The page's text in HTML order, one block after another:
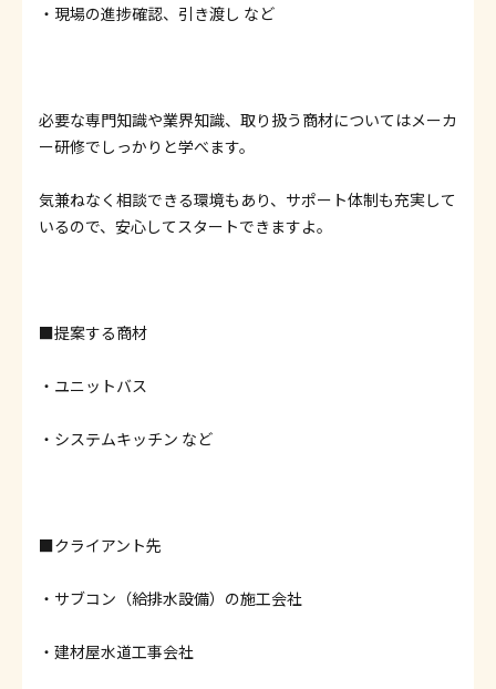
・現場の進捗確認、引き渡し など
必要な専門知識や業界知識、取り扱う商材についてはメーカ
ー研修でしっかりと学べます。
気兼ねなく相談できる環境もあり、サポート体制も充実して
いるので、安心してスタートできますよ。
■提案する商材
・ユニットバス
・システムキッチン など
■クライアント先
・サブコン（給排水設備）の施工会社
・建材屋水道工事会社